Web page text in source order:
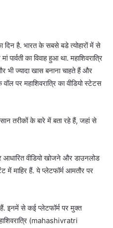
है. भारत के सबसे बडे त्योहारों में से
का व‍िवाह हुआ था. महाश‍िवरात्रि‍
ज्‍यादा खास बनाना चाहते हैं और
पर महाश‍िवरात्र‍ि का वीड‍ियो स्‍टेटस
तरीकों के बारे में बता रहे हैं, जहां से
वीडियो खोजने और डाउनलोड
माहिर हैं. ये प्लेटफॉर्म आमतौर पर
इनमें से कई प्लेटफॉर्म पर मुक्त
(mahashivratri